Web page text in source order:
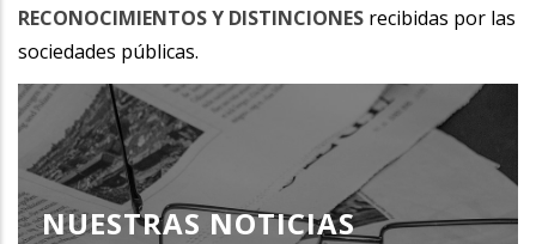
RECONOCIMIENTOS Y DISTINCIONES recibidas por las
sociedades públicas.
NUESTRAS NOTICIAS